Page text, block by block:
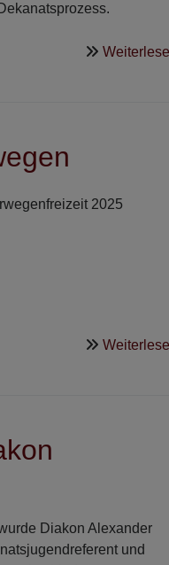
2025
Diakon Alexander
und